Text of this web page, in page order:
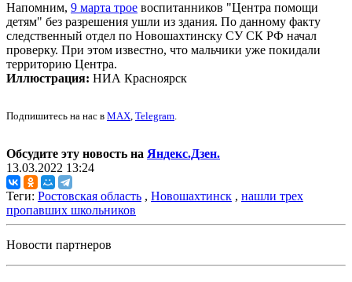
Напомним, 9 марта трое воспитанников "Центра помощи
детям" без разрешения ушли из здания. По данному факту
следственный отдел по Новошахтинску СУ СК РФ начал
проверку. При этом известно, что мальчики уже покидали
территорию Центра.
Иллюстрация: НИА Красноярск
Подпишитесь на нас в MAX, Telegram.
Обсудите эту новость на Яндекс.Дзен.
13.03.2022 13:24
Теги: Ростовская область , Новошахтинск , нашли трех
пропавших школьников
Новости партнеров